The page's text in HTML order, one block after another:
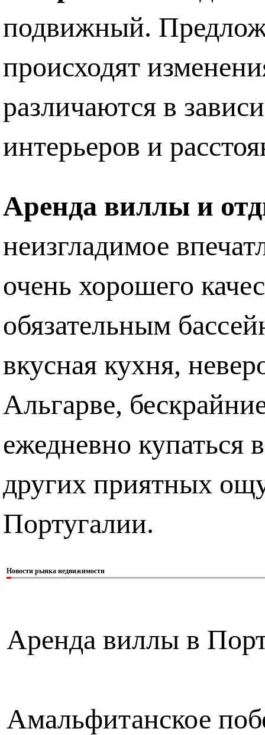
подвижный.
происходят
различаются в
интерьеров и
Аренда виллы и
неизгладимое
очень хорошего
обязательным
вкусная кухня,
Альгарве,
ежедневно купаться
других приятных
Португалии.
Новости рынка недвижимости
Аренда виллы в
Амальфитанское